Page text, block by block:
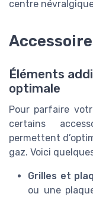
centre
Éléments
optimale
Pour parfaire
certains
permettent
gaz. Voici
Grilles et
ou une